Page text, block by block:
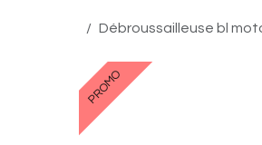
Débroussailleuse bl
PROMO